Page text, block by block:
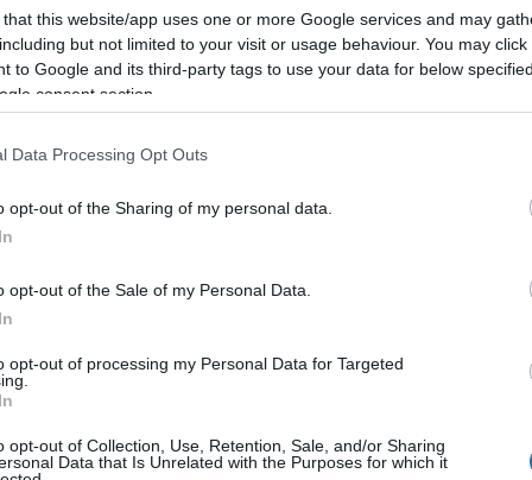
that this website/app uses one or more Google services and may
but not limited to your visit or usage behaviour. You may
to Google and its third-party tags to use your data for below
consent section.
Data Processing Opt Outs
opt-out of the Sharing of my personal data.
opt-out of the Sale of my Personal Data.
opt-out of processing my Personal Data for Targeted
opt-out of Collection, Use, Retention, Sale, and/or Sharing
Data that Is Unrelated with the Purposes for which it
-ról és awww.magyarorszag.hu-
portálon (március 15-étől) megtekinthetik, és
felajánlásáról, a korábbi évekhez
és papíron is rendelkezni egészen
A TÉMÁBAN
készít szja-bevallási tervezetet a NAV
idei eSZJA rendszer